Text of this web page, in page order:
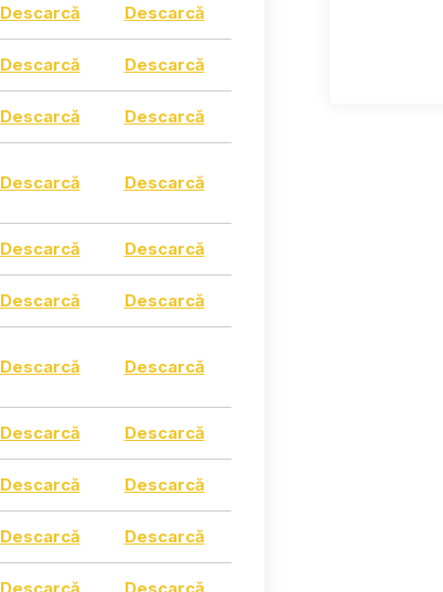
Descarcă Descarcă
Descarcă Descarcă
Descarcă Descarcă
Descarcă Descarcă
Descarcă Descarcă
Descarcă Descarcă
Descarcă Descarcă
Descarcă Descarcă
Descarcă Descarcă
Descarcă Descarcă